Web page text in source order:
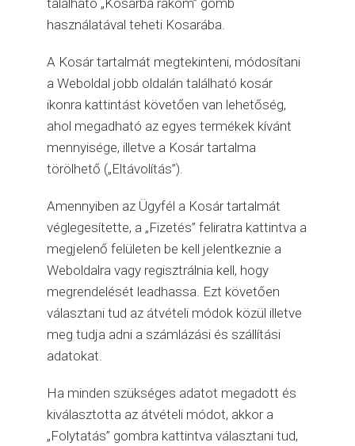
található „Kosárba rakom” gomb
használatával teheti Kosarába.
A Kosár tartalmát megtekinteni, módosítani
a Weboldal jobb oldalán található kosár
ikonra kattintást követően van lehetőség,
ahol megadható az egyes termékek kívánt
mennyisége, illetve a Kosár tartalma
törölhető („Eltávolítás”).
Amennyiben az Ügyfél a Kosár tartalmát
véglegesítette, a „Fizetés” feliratra kattintva a
megjelenő felületen be kell jelentkeznie a
Weboldalra vagy regisztrálnia kell, hogy
megrendelését leadhassa. Ezt követően
választani tud az átvételi módok közül illetve
meg tudja adni a számlázási és szállítási
adatokat.
Ha minden szükséges adatot megadott és
kiválasztotta az átvételi módot, akkor a
„Folytatás” gombra kattintva választani tud,